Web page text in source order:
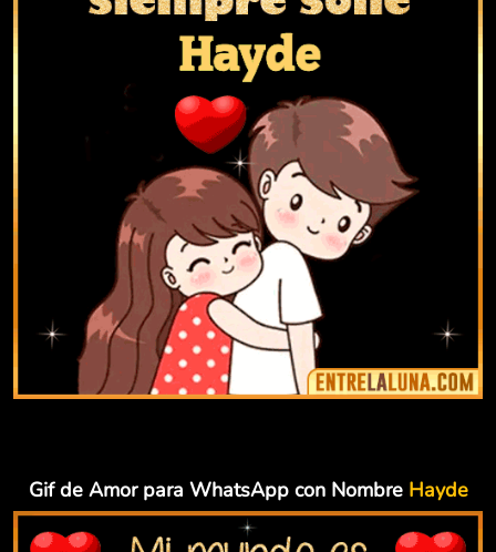
Gif de Amor para WhatsApp con Nombre Hayde